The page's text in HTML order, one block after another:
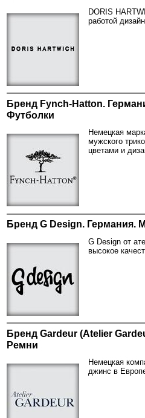
DORIS
работой
Бренд Fynch-Hatton.
Футболки
Немецкая
мужского
цветами и
Бренд G Design.
G Design от
высокое
Бренд Gardeur (Atelier
Ремни
Немецкая
джинс в